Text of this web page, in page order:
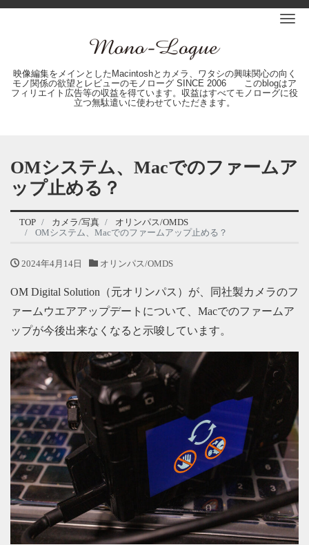
映像編集をメインとしたMacintoshとカメラ、ワタシの興味関心の向く
モノ関係の欲望とレビューのモノローグ SINCE 2006 このblogはア
フィリエイト広告等の収益を得ています。収益はすべてモノローグに役
立つ無駄遣いに使わせていただきます。
OMシステム、Macでのファームア
ップ止める？
TOP カメラ/写真
オリンパス/OMDS
OMシステム、Macでのファームアップ止める？
2024年4月14日 オリンパス/OMDS
OM Digital Solution（元オリンパス）が、同社製カメラのフ
ァームウエアアップデートについて、Macでのファームア
ップが今後出来なくなると示唆しています。